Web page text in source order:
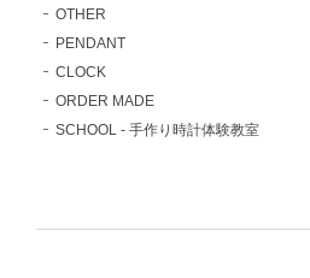
OTHER
PENDANT
CLOCK
ORDER MADE
SCHOOL - 手作り時計体験教室